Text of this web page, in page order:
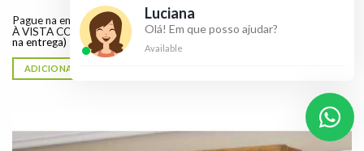
Pague na entrega dinheiro ou cartão 10x de
À VISTA COM 10% DE DESCONTO R$1.160,10(dinheiro ou débito
na entrega)
ADICIONAR AO CARRINHO
Luciana
Olá! Em que posso ajudar?
Available